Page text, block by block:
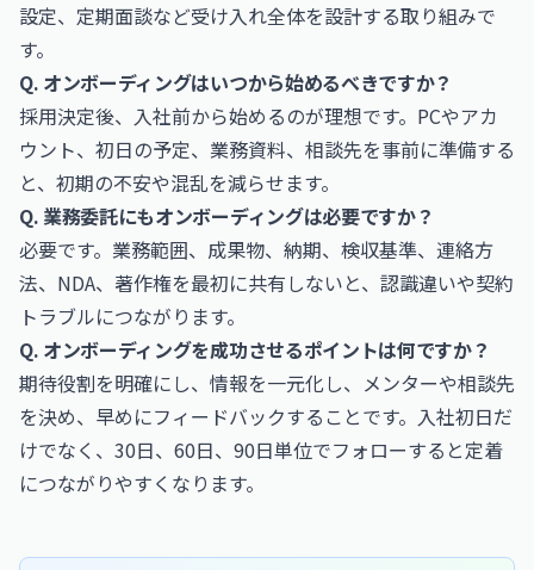
設定、定期面談など受け入れ全体を設計する取り組みで
す。
Q. オンボーディングはいつから始めるべきですか？
採用決定後、入社前から始めるのが理想です。PCやアカ
ウント、初日の予定、業務資料、相談先を事前に準備する
と、初期の不安や混乱を減らせます。
Q. 業務委託にもオンボーディングは必要ですか？
必要です。業務範囲、成果物、納期、検収基準、連絡方
法、NDA、著作権を最初に共有しないと、認識違いや契約
トラブルにつながります。
Q. オンボーディングを成功させるポイントは何ですか？
期待役割を明確にし、情報を一元化し、メンターや相談先
を決め、早めにフィードバックすることです。入社初日だ
けでなく、30日、60日、90日単位でフォローすると定着
につながりやすくなります。